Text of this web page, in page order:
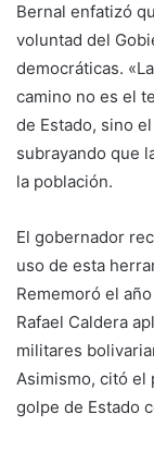
Bernal enfatizó
voluntad del
democráticas.
camino no es el
de Estado, sino
subrayando que
la población.
El gobernador
uso de esta
Rememoró el
Rafael Caldera
militares
Asimismo, citó el
golpe de Estado